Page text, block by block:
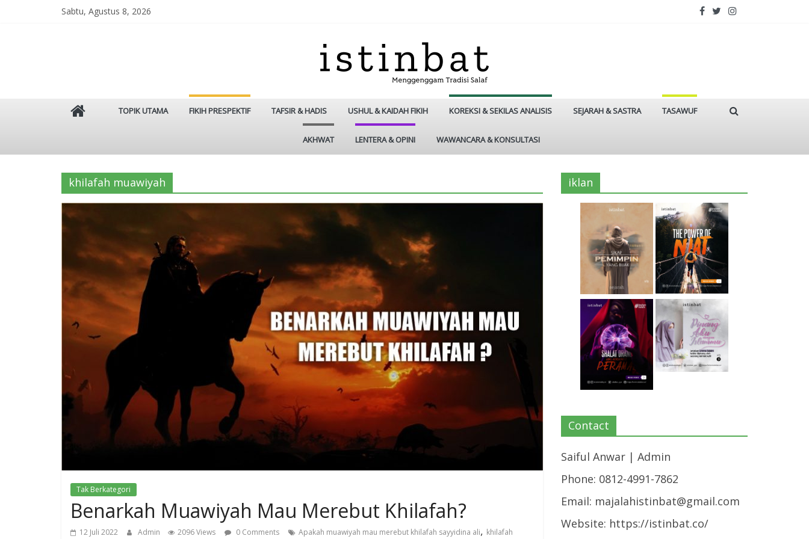
Sabtu, Agustus 8, 2026
Istinbat
Salaf
TOPIK UTAMA FIKIH PRESPEKTIF TAFSIR & HADIS USHUL & KAIDAH FIKIH KOREKSI & SEKILAS ANALISIS SEJARAH & SASTRA TASAWUF
AKHWAT LENTERA & OPINI WAWANCARA & KONSULTASI
khilafah muawiyah
Tak Berkategori
Benarkah Muawiyah Mau Merebut Khilafah?
12 Juli 2022 Admin 2096 Views 0 Comments Apakah muawiyah mau merebut khilafah sayyidina ali, khilafah
iklan
Contact
Saiful Anwar | Admin
Phone: 0812-4991-7862
Email: majalahistinbat@gmail.com
Website: https://istinbat.co/